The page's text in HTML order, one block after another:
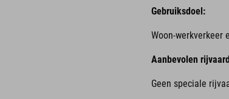
Gebruiksdoel:
Woon-
Aanbevolen
Geen speciale